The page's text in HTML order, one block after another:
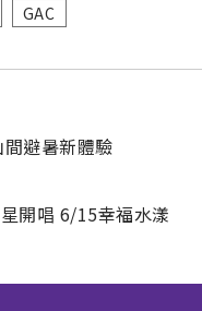
GAC
避暑新體驗
開唱 6/15幸福水漾